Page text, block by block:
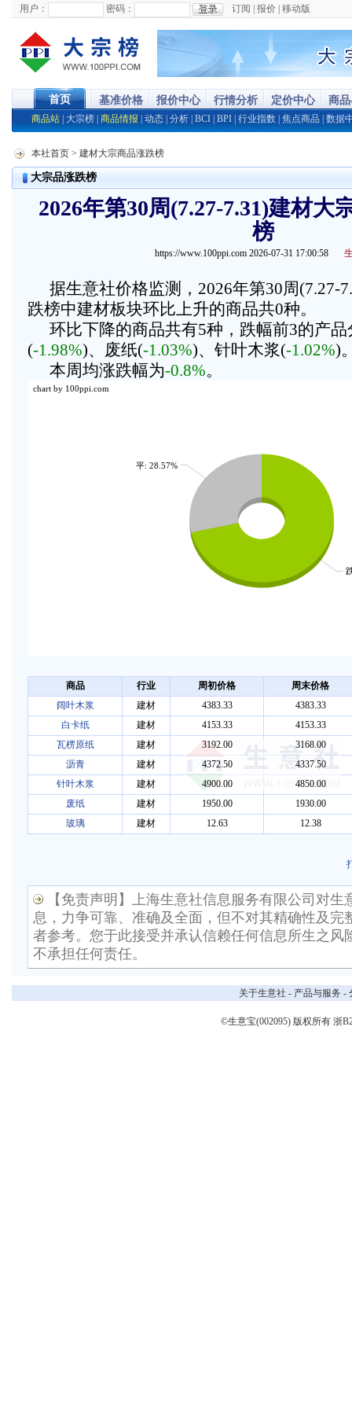
用户： 密码： 订阅 报价 移动版
首页 基准价格 报价中心 行情分析 定价中心 商
商品站 大宗榜 商品情报 动态 分析 BCI BPI 行业指数 焦点商品 数据
本社首页 > 建材大宗商品涨跌榜
大宗品涨跌榜
2026年第30周(7.27-7.31)建材大
榜
https://www.100ppi.com 2026-07-31 17:00:58
据生意社价格监测，2026年第30周(7.27-
跌榜中建材板块环比上升的商品共0种。
环比下降的商品共有5种，跌幅前3的产
(-1.98%)、废纸(-1.03%)、针叶木浆(-1.02%)
本周均涨跌幅为-0.8%。
平: 28.57%
chart by 100ppi.com
商品 行业 周初价格
周末价格
阔叶木浆
建材 4383.33
4383.33
白卡纸
建材 4153.33
4153.33
瓦楞原纸
建材 3192.00
3168.00
沥青
建材 4372.50
4337.50
针叶木浆
建材 4900.00
4850.00
废纸
建材 1950.00
1930.00
玻璃
建材 12.63 12.38
【免责声明】上海生意社信息服务有限公司对生
息，力争可靠、准确及全面，但不对其精确性及完
者参考。您于此接受并承认信赖任何信息所生之风
不承担任何责任。
关于生意社 - 产品与服务 -
©生意宝(002095) 版权所有 浙